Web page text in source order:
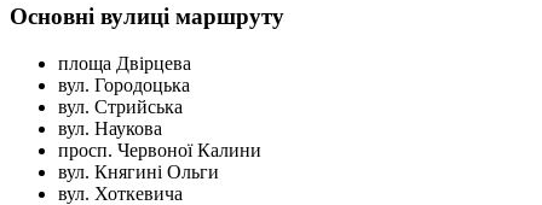
Основні вулиці маршруту
площа Двірцева
вул. Городоцька
вул. Стрийська
вул. Наукова
просп. Червоної Калини
вул. Княгині Ольги
вул. Хоткевича